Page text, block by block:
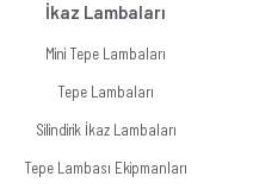
İkaz Lambaları
Mini Tepe Lambaları
Tepe Lambaları
Silindirik İkaz Lambaları
Tepe Lambası Ekipmanları